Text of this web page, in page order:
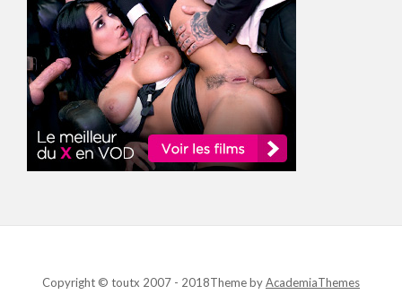
Copyright © toutx 2007 - 2018Theme byAcademiaThemes